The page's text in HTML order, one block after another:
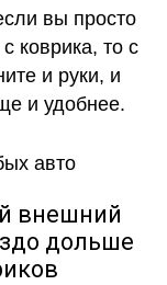
вы просто
коврика, то с
и руки, и
и удобнее.
внешний
дольше